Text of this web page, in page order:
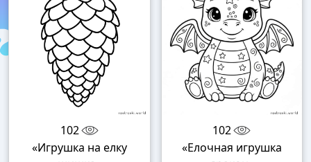
102
«Игрушка на елку
102
«Елочная игрушка